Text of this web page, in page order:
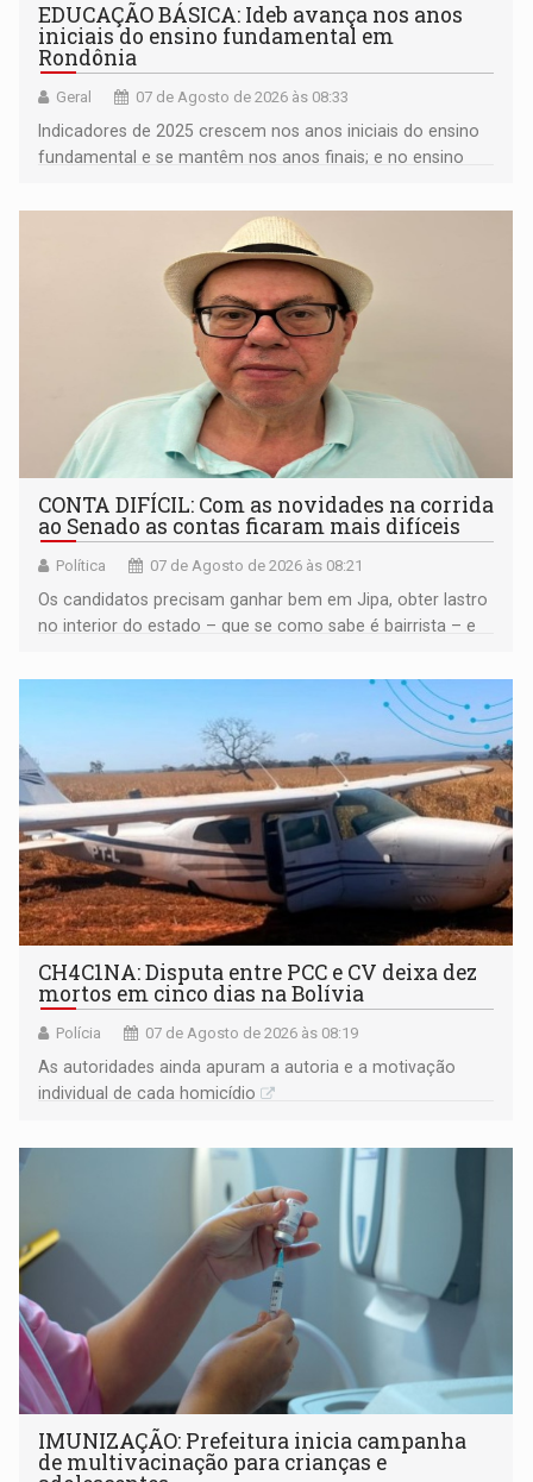
EDUCAÇÃO BÁSICA: Ideb avança nos anos
iniciais do ensino fundamental em
Rondônia
Geral 07 de Agosto de 2026 às 08:33
Indicadores de 2025 crescem nos anos iniciais do ensino
fundamental e se mantêm nos anos finais; e no ensino
CONTA DIFÍCIL: Com as novidades na corrida
ao Senado as contas ficaram mais difíceis
Política 07 de Agosto de 2026 às 08:21
Os candidatos precisam ganhar bem em Jipa, obter lastro
no interior do estado – que se como sabe é bairrista – e
garantir
CH4C1NA: Disputa entre PCC e CV deixa dez
mortos em cinco dias na Bolívia
Polícia 07 de Agosto de 2026 às 08:19
As autoridades ainda apuram a autoria e a motivação
individual de cada homicídio
IMUNIZAÇÃO: Prefeitura inicia campanha
de multivacinação para crianças e